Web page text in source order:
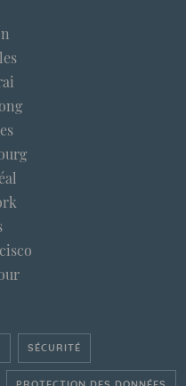
SÉCURITÉ